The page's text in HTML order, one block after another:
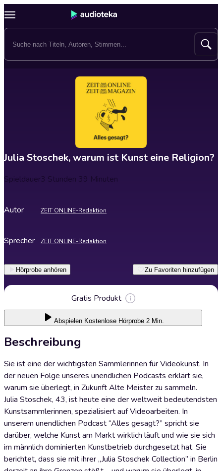
Julia Stoschek, warum ist Kunst eine Religion?
Spieldauer3 Stunden 39 Minuten
Autor ZEIT ONLINE-Redaktion
Sprecher ZEIT ONLINE-Redaktion
Hörprobe anhören Zu Favoriten hinzufügen
Gratis Produkt
Abspielen Kostenlose Hörprobe 2 Min.
Beschreibung
Sie ist eine der wichtigsten Sammlerinnen für Videokunst. In
der neuen Folge unseres unendlichen Podcasts erklärt sie,
warum sie überlegt, in Zukunft Alte Meister zu sammeln.
Julia Stoschek, 43, ist heute eine der weltweit bedeutendsten
Kunstsammlerinnen, spezialisiert auf Videoarbeiten. In
unserem unendlichen Podcast “Alles gesagt?” spricht sie
darüber, welche Kunst am Markt wirklich läuft und wie sie sich
im männlich dominierten Kunstbetrieb durchgesetzt hat. Sie
berichtet, dass sie mit ihrer „Julia Stoschek Collection” in Berlin